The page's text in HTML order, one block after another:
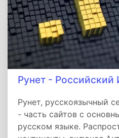
Рунет - Российский
Рунет, русскоязычный
- часть сайтов с
русском языке.